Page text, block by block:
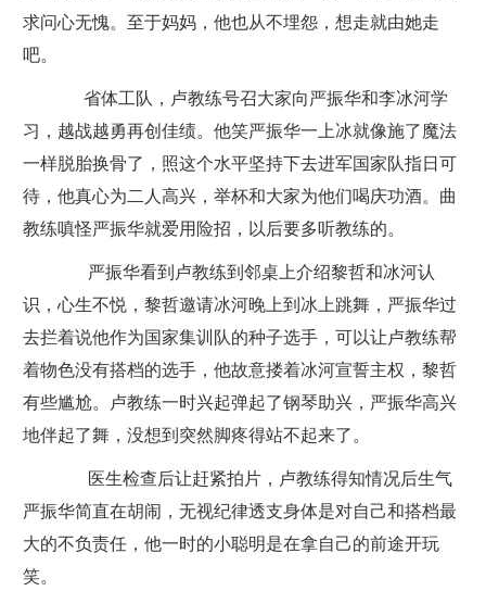
求问心无愧。至于妈妈，他也从不埋怨，想走就由她走
吧。
省体工队，卢教练号召大家向严振华和李冰河学
习，越战越勇再创佳绩。他笑严振华一上冰就像施了魔法
一样脱胎换骨了，照这个水平坚持下去进军国家队指日可
待，他真心为二人高兴，举杯和大家为他们喝庆功酒。曲
教练嗔怪严振华就爱用险招，以后要多听教练的。
严振华看到卢教练到邻桌上介绍黎哲和冰河认
识，心生不悦，黎哲邀请冰河晚上到冰上跳舞，严振华过
去拦着说他作为国家集训队的种子选手，可以让卢教练帮
着物色没有搭档的选手，他故意搂着冰河宣誓主权，黎哲
有些尴尬。卢教练一时兴起弹起了钢琴助兴，严振华高兴
地伴起了舞，没想到突然脚疼得站不起来了。
医生检查后让赶紧拍片，卢教练得知情况后生气
严振华简直在胡闹，无视纪律透支身体是对自己和搭档最
大的不负责任，他一时的小聪明是在拿自己的前途开玩
笑。